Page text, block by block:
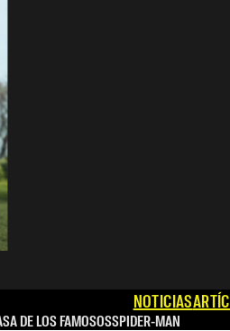
NOTICIAS
DE LOS FAMOSOSSPIDER-MAN